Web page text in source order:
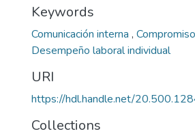
Keywords
Comunicación interna ,
Desempeño laboral individual
URI
https://hdl.handle.net/
Collections